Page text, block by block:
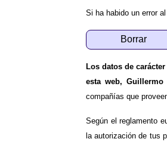
Si ha habido un error
Los datos de carácter
esta web,
compañías que
Según el reglamento
la autorización de tus